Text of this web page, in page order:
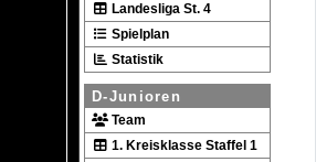
Landesliga St. 4
Spielplan
Statistik
D-Junioren
Team
1. Kreisklasse Staffel 1